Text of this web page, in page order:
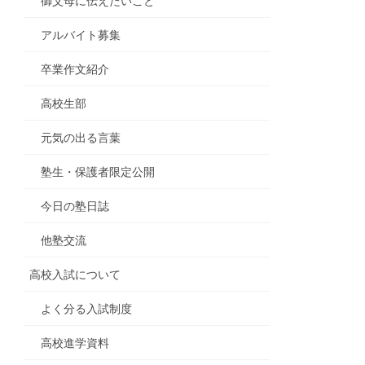
アルバイト募集
卒業作文紹介
高校生部
元気の出る言葉
塾生・保護者限定公開
今日の塾日誌
他塾交流
高校入試について
よく分る入試制度
高校進学資料